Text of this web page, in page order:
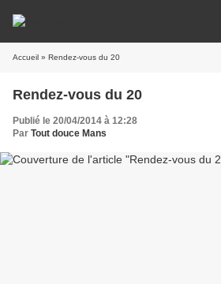
Accueil » Rendez-vous du 20
Rendez-vous du 20
Publié le 20/04/2014 à 12:28
Par Tout douce Mans